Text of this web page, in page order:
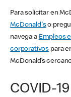
Para solicitar en
McDonald'so
navega a Empleos
corporativos para
McDonald’s
COVID-19